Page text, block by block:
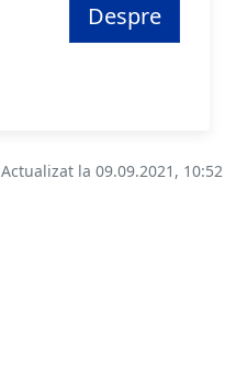
Despre
Actualizat la 09.09.2021, 10:52